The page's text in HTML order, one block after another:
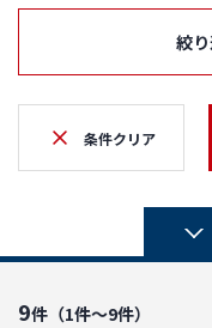
絞
条件クリア
9件（1件～9件）